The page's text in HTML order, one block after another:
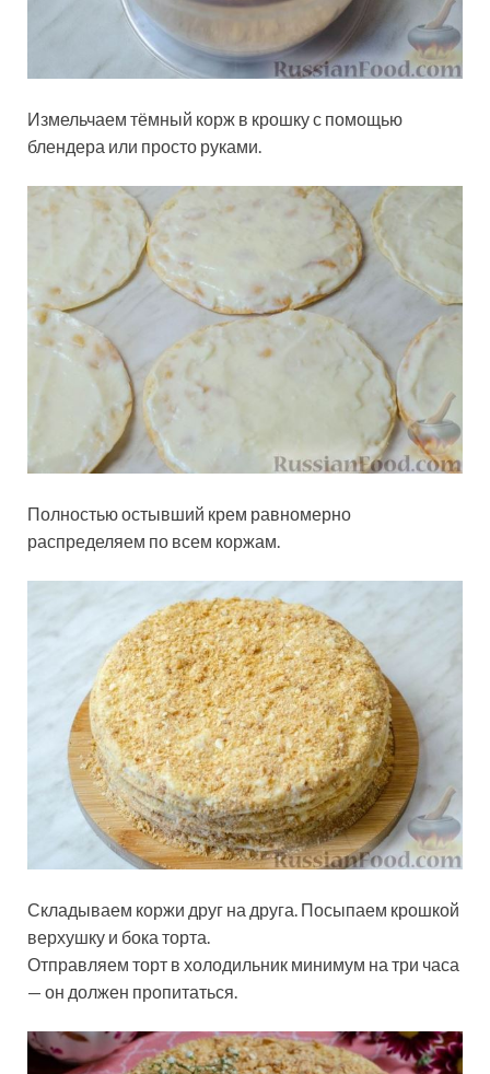
Измельчаем тёмный корж в крошку с помощью
блендера или просто руками.
Полностью остывший крем равномерно
распределяем по всем коржам.
Складываем коржи друг на друга. Посыпаем крошкой
верхушку и бока торта.
Отправляем торт в холодильник минимум на три часа
— он должен пропитаться.